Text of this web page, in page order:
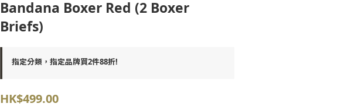
Bandana Boxer Red (2 Boxer
Briefs)
指定分類，指定品牌買2件88折!
HK$499.00